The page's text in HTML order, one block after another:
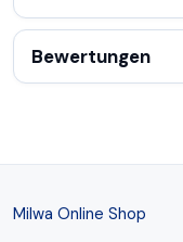
Bewertungen
Milwa Online Shop